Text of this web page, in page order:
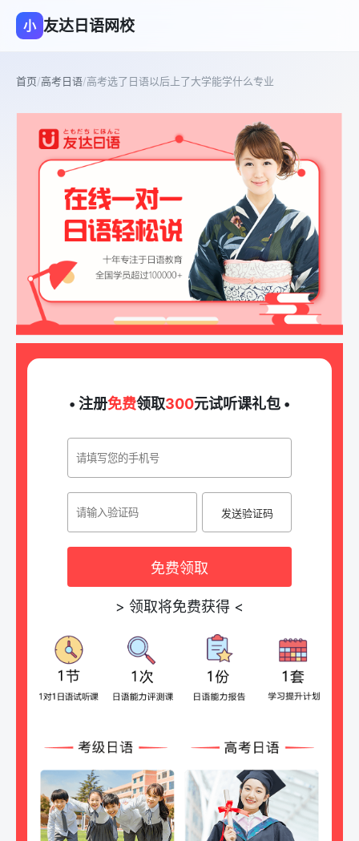
小 友达日语网校
首页/高考日语/高考选了日语以后上了大学能学什么专业
• 注册免费领取300元试听课礼包 •
发送验证码
免费领取
> 领取将免费获得 <